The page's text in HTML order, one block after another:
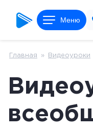
Меню
Главная » Видеоуроки